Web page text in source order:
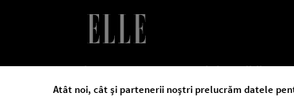
Contact Abonamente Termeni si conditii
cookies
Publicitate
Atât noi, cât și partenerii noștri prelucrăm datele